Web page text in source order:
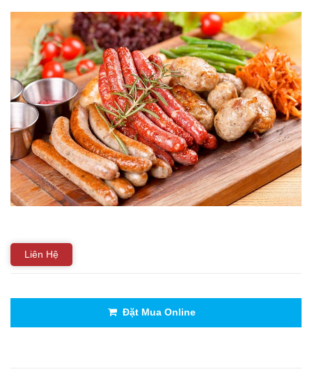
Liên Hệ
Đặt Mua Online
MÁY CHẾ BIẾN THỰC PHẨM
MÁY CHẾ BIẾN NÔNG SẢN
THIẾT BỊ LÀM ĐỒ ĂN NHANH
THIẾT BỊ LÀM BÁNH
MÁY ĐÓNG GÓI THỰC PHẨM
THIẾT BỊ LẠNH
THIẾT BỊ BẾP CÔNG NGHIỆP